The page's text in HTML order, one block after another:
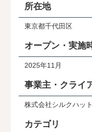
所在地
東京都千代田区
オープン・実施
2025年11月
事業主・クライ
株式会社シルクハッ
カテゴリ